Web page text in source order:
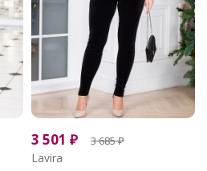
3 501 ₽ 3 685₽
Lavira